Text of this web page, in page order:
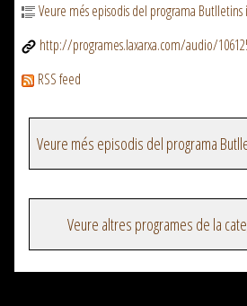
Veure més episodis del programa Butlletins
http://programes.laxarxa.com/audio/
RSS feed
Veure altres programes de la